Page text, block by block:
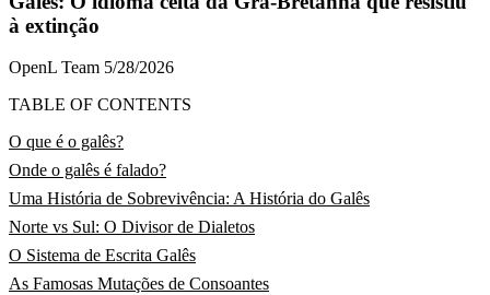
à extinção
OpenL Team 5/28/2026
TABLE OF CONTENTS
O que é o galês?
Onde o galês é falado?
Uma História de Sobrevivência: A História do Galês
Norte vs Sul: O Divisor de Dialetos
O Sistema de Escrita Galês
As Famosas Mutações de Consoantes